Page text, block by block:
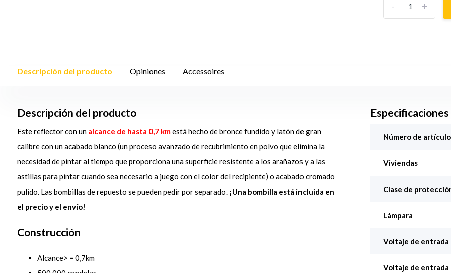
+
-
Descripción del producto Opiniones Accessoires
Descripción del producto
Este reflector con un alcance de hasta 0,7 kmestá hecho de bronce fundido y latón de gran
calibre con un acabado blanco (un proceso avanzado de recubrimiento en polvo que elimina la
necesidad de pintar al tiempo que proporciona una superficie resistente a los arañazos y a las
astillas para pintar cuando sea necesario a juego con el color del recipiente) o acabado cromado
pulido. Las bombillas de repuesto se pueden pedir por separado. ¡Una bombilla está incluida en
el precio y el envío!
Construcción
Alcance> = 0,7km
Especificaciones
Número de
Viviendas
Clase de
Lámpara
Voltaje de entrada
Voltaje de entrada